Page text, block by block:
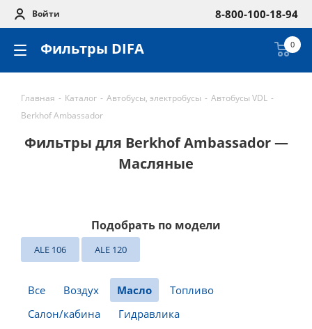
Войти 8-800-100-18-94
Фильтры DIFA 0
Главная - Каталог - Автобусы, электробусы - Автобусы VDL -
Berkhof Ambassador
Фильтры для Berkhof Ambassador —
Масляные
Подобрать по модели
ALE 106 ALE 120
Все Воздух Масло
Топливо
Салон/кабина
Гидравлика